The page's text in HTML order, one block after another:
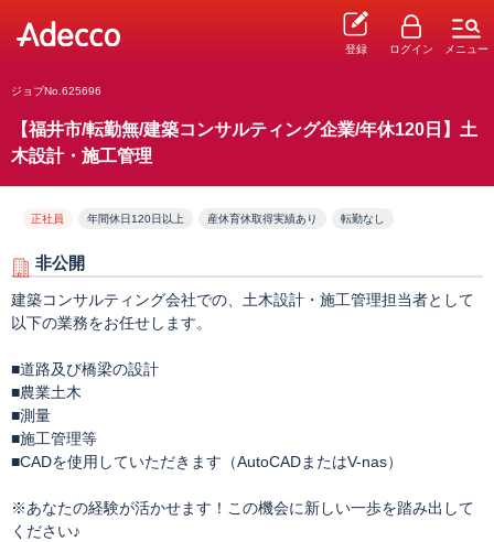
登録 ログイン メニュー
ジョブNo.625696
【福井市/転勤無/建築コンサルティング企業/年休120日】土
木設計・施工管理
正社員 年間休日120日以上 産休育休取得実績あり 転勤なし
非公開
建築コンサルティング会社での、土木設計・施工管理担当者として
以下の業務をお任せします。
■道路及び橋梁の設計
■農業土木
■測量
■施工管理等
■CADを使用していただきます（AutoCADまたはV-nas）
※あなたの経験が活かせます！この機会に新しい一歩を踏み出して
ください♪